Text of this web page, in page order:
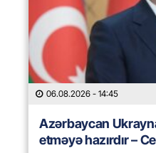
06.08.2026 - 14:45
Azərbaycan
etməyə hazırdır –